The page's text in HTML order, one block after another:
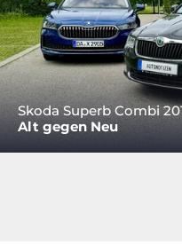
Skoda Superb Combi
Alt gegen Neu